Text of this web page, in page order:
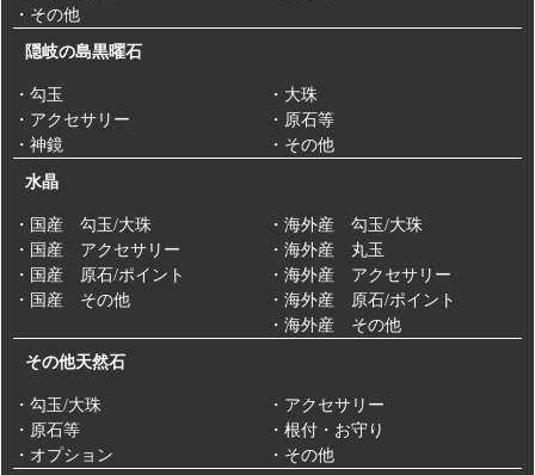
・その他
隠岐の島黒曜石
・勾玉
・大珠
・アクセサリー
・原石等
・神鏡
・その他
水晶
・国産 勾玉/大珠
・海外産 勾玉/大珠
・国産 アクセサリー
・海外産 丸玉
・国産 原石/ポイント
・海外産 アクセサリー
・国産 その他
・海外産 原石/ポイント
・海外産 その他
その他天然石
・勾玉/大珠
・アクセサリー
・原石等
・根付・お守り
・オプション
・その他